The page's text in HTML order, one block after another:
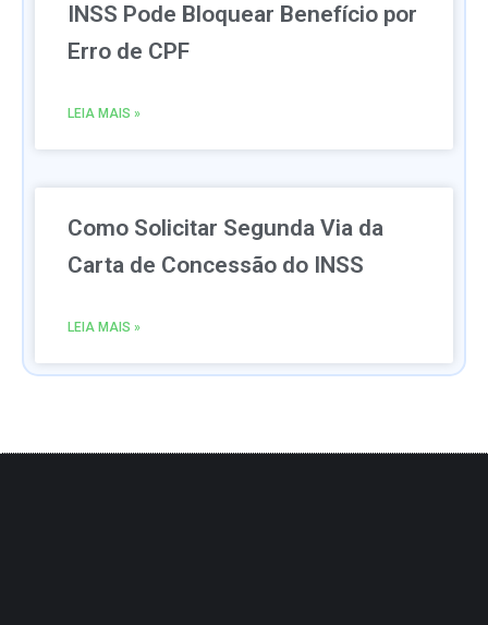
INSS Pode Bloquear Benefício por
Erro de CPF
LEIA MAIS »
Como Solicitar Segunda Via da
Carta de Concessão do INSS
LEIA MAIS »